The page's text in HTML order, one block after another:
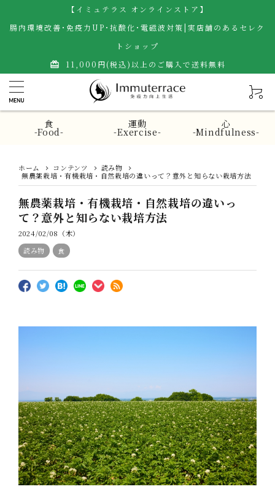
【イミュテラス オンラインストア】
腸内環境改善･免疫力UP･抗酸化･電磁波対策|実店舗のあるセレク
トショップ
card_giftcard 11,000円(税込)以上のご購入で送料無料
食
-Food-
運動
-Exercise-
心
-Mindfulness-
ホーム コンテンツ
読み物
無農薬栽培・有機栽培・自然栽培の違いって？意外と知らない栽培方法
無農薬栽培・有機栽培・自然栽培の違いっ
て？意外と知らない栽培方法
2024/02/08（木）
読み物
食